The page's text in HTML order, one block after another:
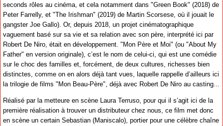
seconds rôles au cinéma, et cela notamment dans "Green Book" (2018) de
Peter Farrelly, et "The Irishman" (2019) de Martin Scorsese, où il jouait le
gangster Joe Gallo). Or, depuis 2018, un projet cinématographique
vaguement basé sur sa vie et sa relation avec son père, interprété ici par
Robert De Niro, était en développement. "Mon Père et Moi" (ou "About My
Father" en version originale), c’est le nom de celui-ci, qui est une comédie
sur le choc des familles et, forcément, de deux cultures, richesses bien
distinctes, comme on en alors déjà tant vues, laquelle rappelle d’ailleurs ici
la trilogie de films "Mon Beau-Père", déjà avec Robert De Niro au casting...
Réalisé par la metteure en scène Laura Terruso, pour qui il s’agit ici de la
première réalisation à trouver un distributeur chez nous, ce film met donc
en scène un certain Sebastian (Maniscalo), portier pour une célèbre chaîne